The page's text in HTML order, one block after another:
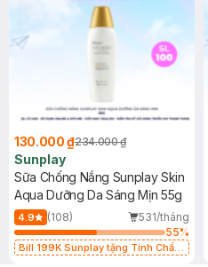
130.000 ₫234.000 ₫
Sunplay
Sữa Chống Nắng Sunplay Skin
Aqua Dưỡng Da Sáng Mịn 55g
4.9 (108)
531/tháng
55%
Bill 199K Sunplay tặng Tinh Chất